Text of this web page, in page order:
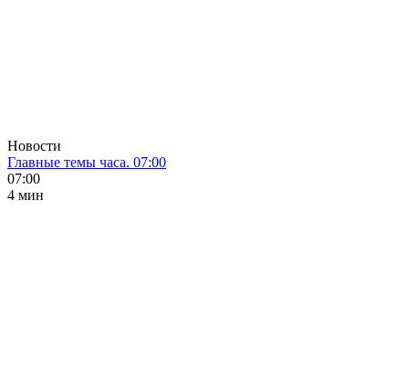
Новости
Главные темы часа. 07:00
07:00
4 мин